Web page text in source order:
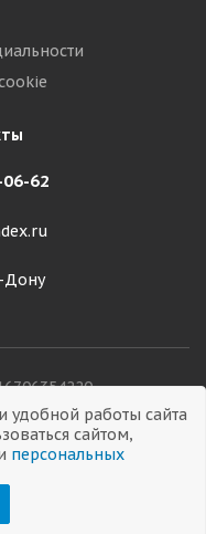
62
Дону
удобной работы сайта
сайтом,
персональных